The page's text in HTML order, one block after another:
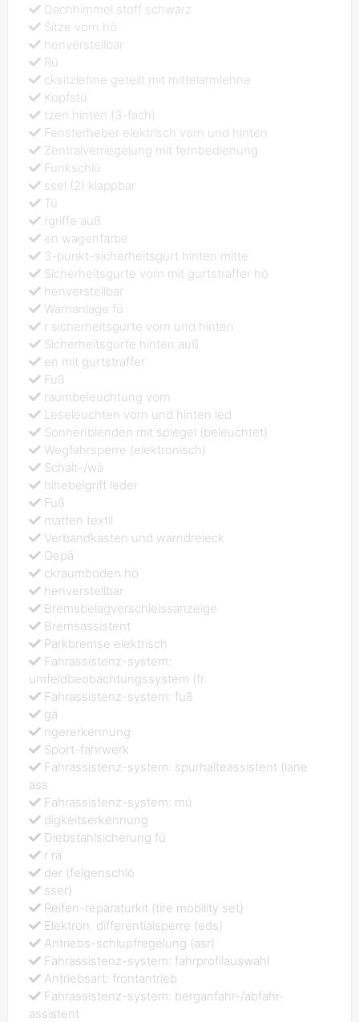
Dachhimmel stoff schwarz
Sitze vorn hö
henverstellbar
Rü
cksitzlehne geteilt mit mittelarmlehne
Kopfstü
tzen hinten (3-fach)
Fensterheber elektrisch vorn und hinten
Zentralverriegelung mit fernbedienung
Funkschlü
ssel (2) klappbar
Tü
rgriffe auß
en wagenfarbe
3-punkt-sicherheitsgurt hinten mitte
Sicherheitsgurte vorn mit gurtstraffer hö
henverstellbar
Warnanlage fü
r sicherheitsgurte vorn und hinten
Sicherheitsgurte hinten auß
en mit gurtstraffer
Fuß
raumbeleuchtung vorn
Leseleuchten vorn und hinten led
Sonnenblenden mit spiegel (beleuchtet)
Wegfahrsperre (elektronisch)
Schalt-/wä
hlhebelgriff leder
Fuß
matten textil
Verbandkasten und warndreieck
Gepä
ckraumboden hö
henverstellbar
Bremsbelagverschleissanzeige
Bremsassistent
Parkbremse elektrisch
Fahrassistenz-system:
umfeldbeobachtungssystem (fr
Fahrassistenz-system: fuß
gä
ngererkennung
Sport-fahrwerk
Fahrassistenz-system: spurhalteassistent (lane
ass
Fahrassistenz-system: mü
digkeitserkennung
Diebstahlsicherung fü
r rä
der (felgenschlö
sser)
Reifen-reparaturkit (tire mobility set)
Elektron. differentialsperre (eds)
Antriebs-schlupfregelung (asr)
Fahrassistenz-system: fahrprofilauswahl
Antriebsart: frontantrieb
Fahrassistenz-system: berganfahr-/abfahr-
assistent